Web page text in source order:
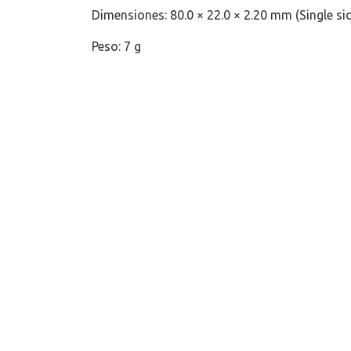
Dimensiones: 80.0 × 22.0 × 2.20 mm (Single
Peso: 7 g